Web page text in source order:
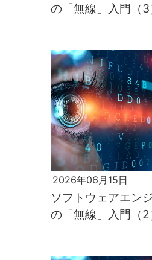
の「無線」入門（3
2026年06月15日
ソフトウェアエン
の「無線」入門（2